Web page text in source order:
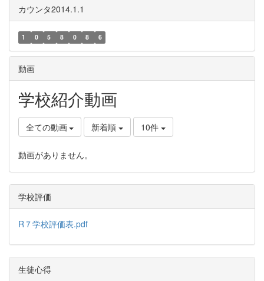
カウンタ2014.1.1
1 0 5 8 0 8 6
動画
学校紹介動画
全ての動画 新着順 10件
動画がありません。
学校評価
R７学校評価表.pdf
生徒心得